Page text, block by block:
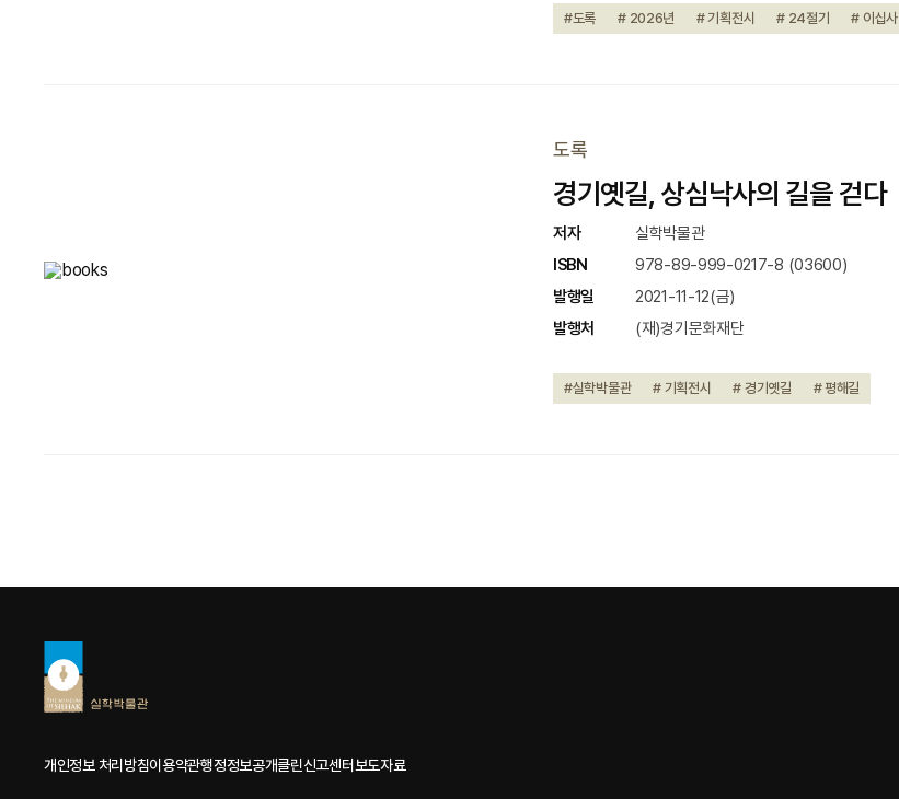
#도록 # 2026년 # 기획전시 # 24절기 # 이십사
도록
경기옛길, 상심낙사의 길을 걷다
저자
실학박물관
ISBN
978-89-999-0217-8 (03600)
발행일
2021-11-12(금)
발행처
(재)경기문화재단
#실학박물관 # 기획전시 # 경기옛길 # 평해길
개인정보 처리방침이용약관행정정보공개클린신고센터 보도자료